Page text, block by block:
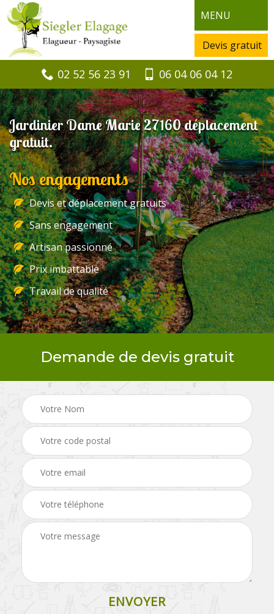
MENU
Devis gratuit
02 52 56 23 91 06 04 06 04 12
Jardinier Dame Marie 27160 déplacement
gratuit.
Nos engagements
Devis et déplacement gratuits
Sans engagement
Artisan passionné
Prix imbattable
Travail de qualité
Demande de devis gratuit